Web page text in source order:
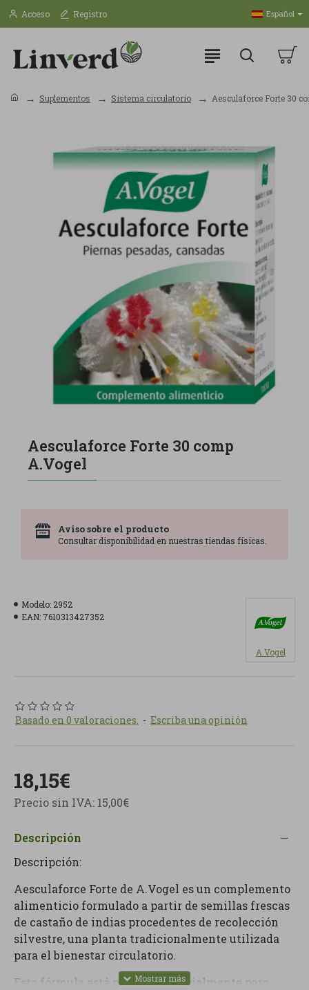
Acceso Registro Español
Suplementos Sistema circulatorio Aesculaforce Forte 30
Aesculaforce Forte 30 comp
A.Vogel
Aviso sobre el producto
Consultar disponibilidad en nuestras tiendas físicas.
Modelo: 2952
EAN: 7610313427352
A.Vogel
Basado en 0 valoraciones. - Escriba una opinión
18,15€
Precio sin IVA: 15,00€
Descripción
Descripción:
Aesculaforce Forte de A.Vogel es un complemento
alimenticio formulado a partir de semillas frescas
de castaño de indias procedentes de recolección
silvestre, una planta tradicionalmente utilizada
para el bienestar circulatorio.
Esta fórmula está pensada especialmente para